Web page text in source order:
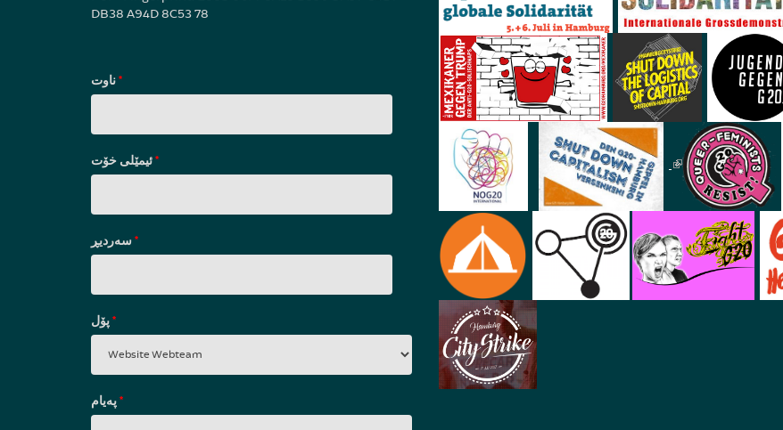
DB38 A94D 8C53 78
*
*
*
*
*